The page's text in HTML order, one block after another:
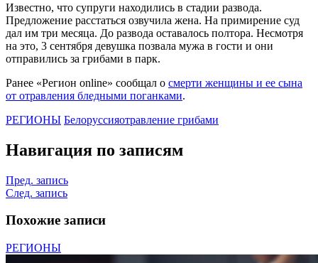
Известно, что супруги находились в стадии развода.
Предложение расстаться озвучила жена. На примирение суд
дал им три месяца. До развода оставалось полтора. Несмотря
на это, 3 сентября девушка позвала мужа в гости и они
отправились за грибами в парк.
Ранее «Регион online» сообщал о смерти женщины и ее сына
от отравления бледными поганками.
РЕГИОНЫ Белоруссияотравление грибами
Навигация по записям
Пред. запись
След. запись
Похожие записи
РЕГИОНЫ